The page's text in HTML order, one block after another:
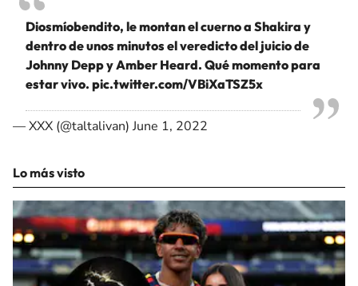
Diosmíobendito, le montan el cuerno a Shakira y
dentro de unos minutos el veredicto del juicio de
Johnny Depp y Amber Heard. Qué momento para
estar vivo. pic.twitter.com/VBiXaTSZ5x
— XXX (@taltalivan)June 1, 2022
Lo más visto